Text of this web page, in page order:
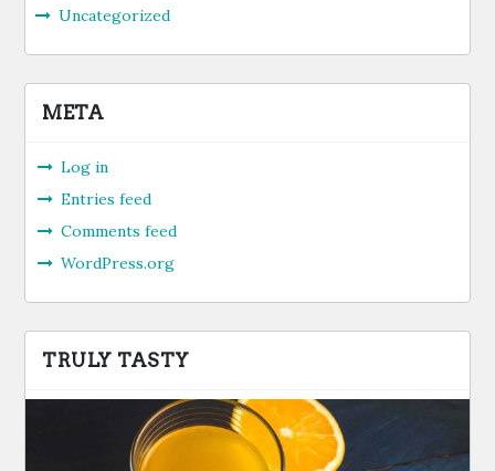
Uncategorized
META
Log in
Entries feed
Comments feed
WordPress.org
TRULY TASTY